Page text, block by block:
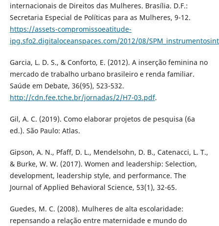
internacionais de Direitos das Mulheres. Brasília. D.F.:
Secretaria Especial de Políticas para as Mulheres, 9-12.
https://assets-compromissoeatitude-
ipg.sfo2.digitaloceanspaces.com/2012/08/
Garcia, L. D. S., & Conforto, E. (2012). A inserção feminina no
mercado de trabalho urbano brasileiro e renda familiar.
Saúde em Debate, 36(95), 523-532.
http://cdn.fee.tche.br/jornadas/2/H7-03.pdf.
Gil, A. C. (2019). Como elaborar projetos de pesquisa (6a
ed.). São Paulo: Atlas.
Gipson, A. N., Pfaff, D. L., Mendelsohn, D. B., Catenacci, L. T.,
& Burke, W. W. (2017). Women and leadership: Selection,
development, leadership style, and performance. The
Journal of Applied Behavioral Science, 53(1), 32-65.
Guedes, M. C. (2008). Mulheres de alta escolaridade:
repensando a relação entre maternidade e mundo do